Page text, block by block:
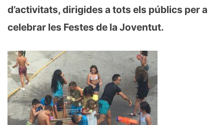
d’activitats, dirigides a tots els públics per a
celebrar les Festes de la Joventut.